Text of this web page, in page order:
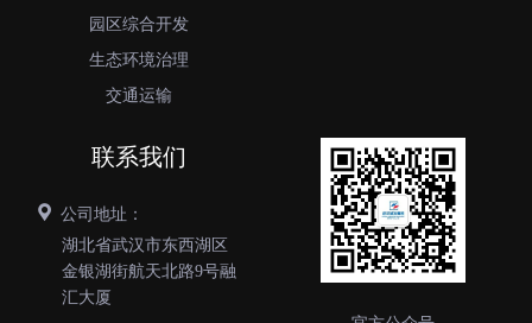
园区综合开发
生态环境治理
交通运输
联系我们
公司地址：
湖北省武汉市东西湖区
金银湖街航天北路9号融
汇大厦